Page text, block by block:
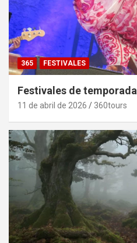
365 FESTIVALES
Festivales de temporada
11 de abril de 2026 360tours